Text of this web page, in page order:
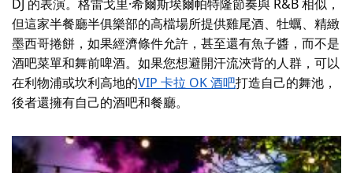
DJ 的表演。格雷戈里·希爾斯埃爾帕特隆節奏與 R&B 相似，
但這家半餐廳半俱樂部的高檔場所提供雞尾酒、牡蠣、精緻
墨西哥捲餅，如果經濟條件允許，甚至還有魚子醬，而不是
酒吧菜單和舞前啤酒。如果您想避開汗流浹背的人群，可以
在利物浦或坎利高地的VIP 卡拉 OK 酒吧打造自己的舞池，
後者還擁有自己的酒吧和餐廳。